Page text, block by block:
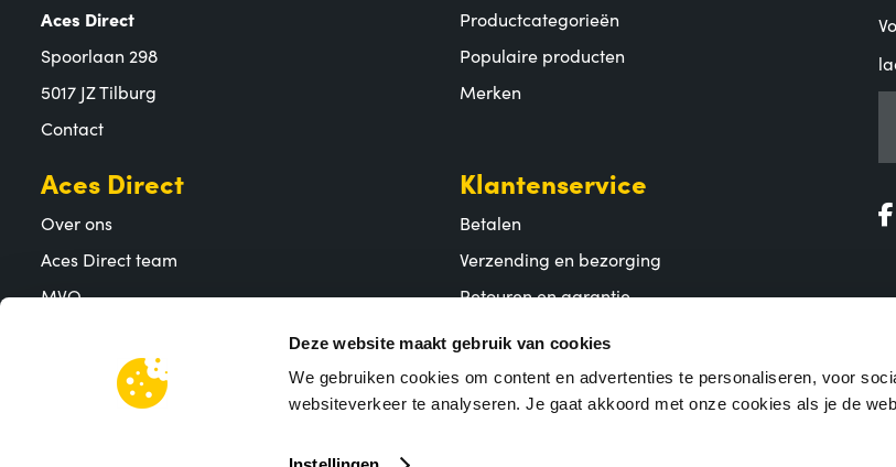
Deze website maakt gebruik van cookies
We gebruiken cookies om content en advertenties te personaliseren, voor
websiteverkeer te analyseren. Je gaat akkoord met onze cookies als je de
Aces Direct
Spoorlaan 298
5017 JZ Tilburg
Contact
Productcategorieën
Populaire producten
Merken
Aces Direct
Over ons
Aces Direct team
MVO
Klantenservice
Betalen
Verzending en bezorging
Retouren en garantie
Veelgestelde vragen